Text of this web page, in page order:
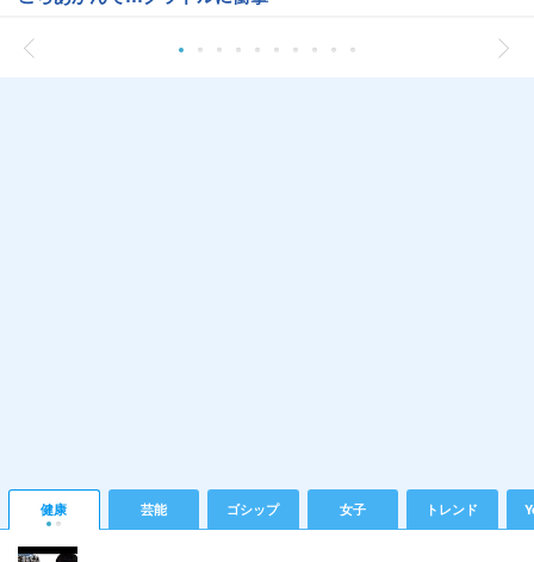
健康 芸能 ゴシップ 女子 トレンド